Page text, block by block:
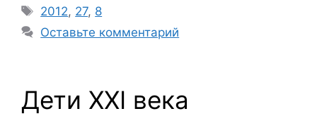
Метки
2012, 27, 8
Оставьте комментарий
Дети XXI века